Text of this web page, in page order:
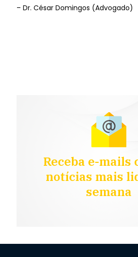
– Dr. César Domingos (Advogado)
Receba e-mails
notícias mais
semana